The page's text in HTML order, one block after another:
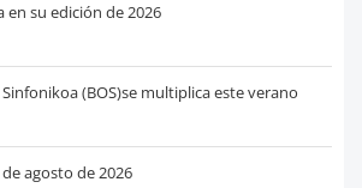
en su edición de 2026
(BOS)se multiplica este verano
agosto de 2026